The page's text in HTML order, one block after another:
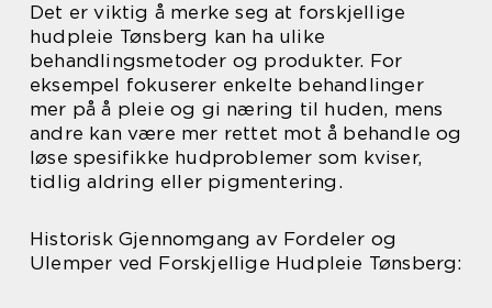
Det er viktig å merke seg at forskjellige
hudpleie Tønsberg kan ha ulike
behandlingsmetoder og produkter. For
eksempel fokuserer enkelte behandlinger
mer på å pleie og gi næring til huden, mens
andre kan være mer rettet mot å behandle og
løse spesifikke hudproblemer som kviser,
tidlig aldring eller pigmentering.
Historisk Gjennomgang av Fordeler og
Ulemper ved Forskjellige Hudpleie Tønsberg: